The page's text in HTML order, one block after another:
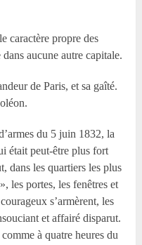
caractère propre des
aucune autre capitale.
de Paris, et sa gaîté.
du 5 juin 1832, la
était peut-être plus fort
dans les quartiers les plus
les portes, les fenêtres et
s’armèrent, les
et affairé disparut.
à quatre heures du